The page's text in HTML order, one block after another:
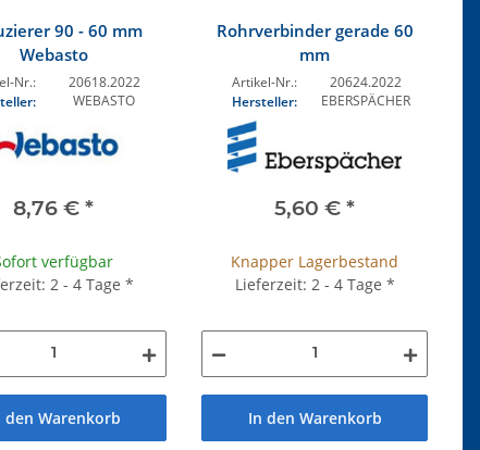
90 - 60 mm
Webasto
Nr.:
20618.2022
WEBASTO
8,76 € *
verfügbar
2 - 4 Tage *
den Warenkorb
Rohrverbinder gerade 60
mm
Artikel-Nr.:
20624.2022
Hersteller:
EBERSPÄCHER
5,60 € *
Knapper Lagerbestand
Lieferzeit: 2 - 4 Tage *
In den Warenkorb